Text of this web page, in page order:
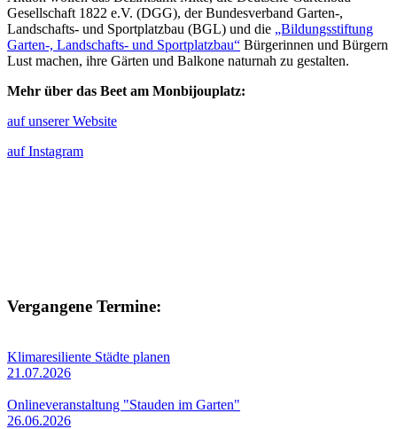
Gesellschaft 1822 e.V. (DGG), der Bundesverband Garten-,
Landschafts- und Sportplatzbau (BGL) und die „Bildungsstiftung
Garten-, Landschafts- und Sportplatzbau“ Bürgerinnen und Bürgern
Lust machen, ihre Gärten und Balkone naturnah zu gestalten.
Mehr über das Beet am Monbijouplatz:
auf unserer Website
auf Instagram
Vergangene Termine:
Klimaresiliente Städte planen
21.07.2026
Onlineveranstaltung "Stauden im Garten"
26.06.2026